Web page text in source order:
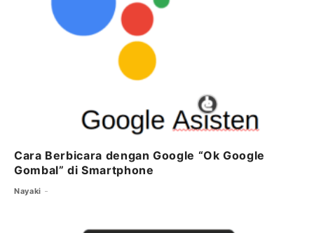
k
Cara Berbicara dengan Google “Ok Google
Gombal” di Smartphone
Nayaki